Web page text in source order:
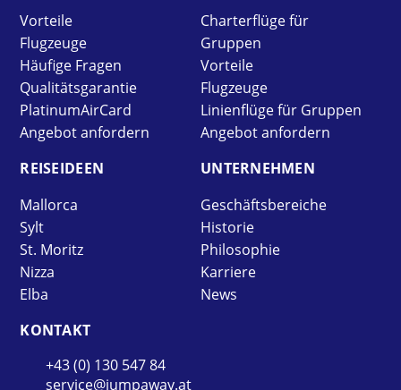
Vorteile
Flugzeuge
Häufige Fragen
Qualitätsgarantie
PlatinumAirCard
Angebot anfordern
Charterflüge für
Gruppen
Vorteile
Flugzeuge
Linienflüge für Gruppen
Angebot anfordern
REISE­IDEEN
Mallorca
Sylt
St. Moritz
Nizza
Elba
UNTER­NEHMEN
Geschäftsbereiche
Historie
Philosophie
Karriere
News
KONTAKT
+43 (0) 130 547 84
service@jumpaway.at